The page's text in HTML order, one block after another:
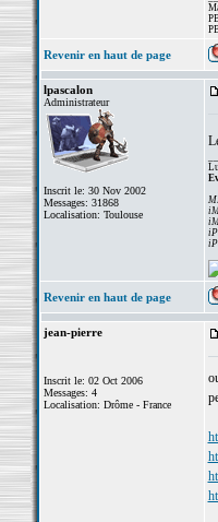
Revenir en haut de page
lpascalon
Administrateur
Inscrit le: 30 Nov 2002
Messages: 31868
Localisation: Toulouse
Revenir en haut de page
jean-pierre
Inscrit le: 02 Oct 2006
Messages: 4
Localisation: Drôme - France